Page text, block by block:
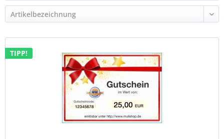
TIPP!